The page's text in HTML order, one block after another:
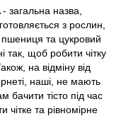
загальна назва,
з рослин,
пшениця та цукровий
щоб робити чітку
на відміну від
наші, не мають
бачити тісто під час
та рівномірне